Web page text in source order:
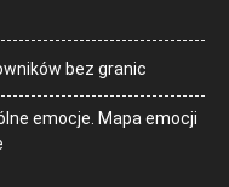
bez granic
emocje. Mapa emocji